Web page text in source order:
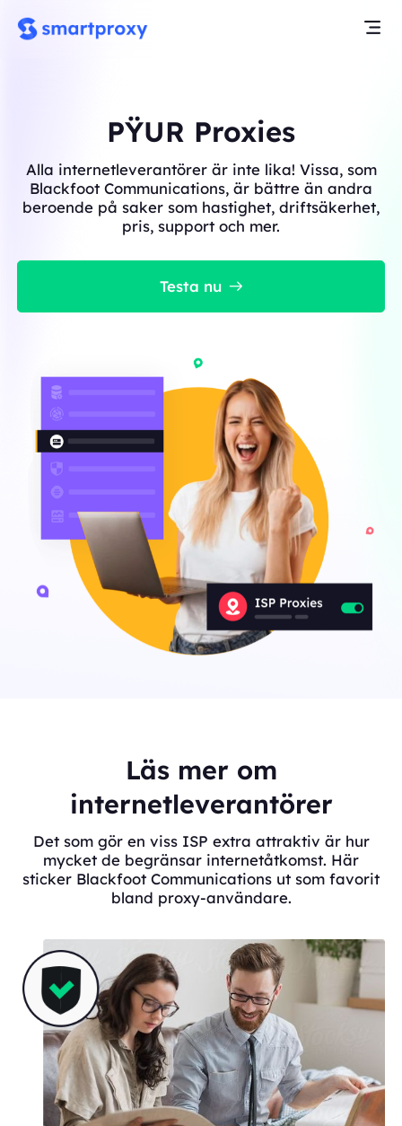
PŸUR Proxies
Alla internetleverantörer är inte lika! Vissa, som
Blackfoot Communications, är bättre än andra
beroende på saker som hastighet, driftsäkerhet,
pris, support och mer.
Testa nu
Läs mer om
internetleverantörer
Det som gör en viss ISP extra attraktiv är hur
mycket de begränsar internetåtkomst. Här
sticker Blackfoot Communications ut som favorit
bland proxy-användare.